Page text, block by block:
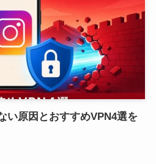
い原因とおすすめVPN4選を